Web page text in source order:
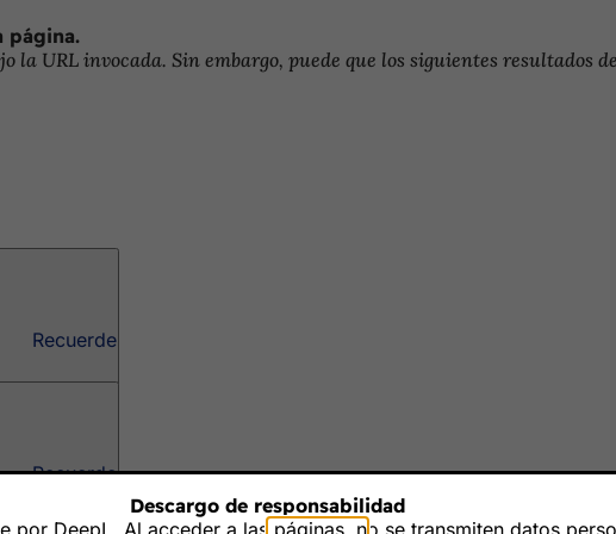
página.
la URL invocada. Sin embargo, puede que los siguientes resultados
Recuerde
Recuerde
Descargo de responsabilidad
por DeepL. Al acceder a las páginas, no se transmiten datos